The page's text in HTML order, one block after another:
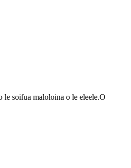
le soifua maloloina o le eleele.O